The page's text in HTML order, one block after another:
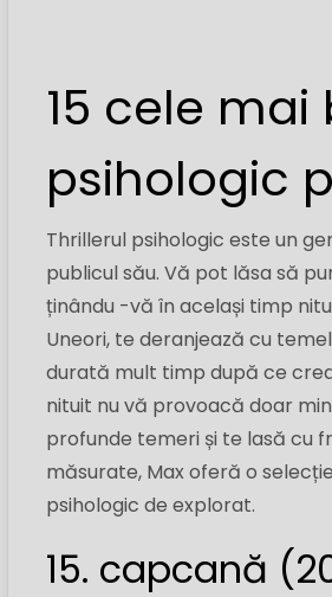
15 cele
psihologic
Thrillerul psihologic este un
publicul său. Vă pot lăsa să
ținându -vă în același timp
Uneori, te deranjează cu
durată mult timp după ce
nituit nu vă provoacă doar
profunde temeri și te lasă cu
măsurate, Max oferă o
psihologic de explorat.
15. capcană